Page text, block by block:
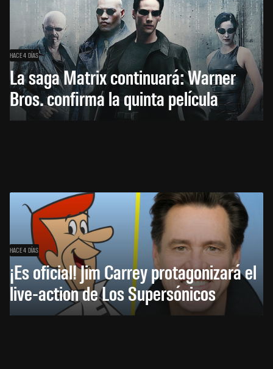
HACE 4 DÍAS
La saga Matrix continuará: Warner
Bros. confirma la quinta película
HACE 4 DÍAS
¡Es oficial! Jim Carrey protagonizará el
live-action de Los Supersónicos